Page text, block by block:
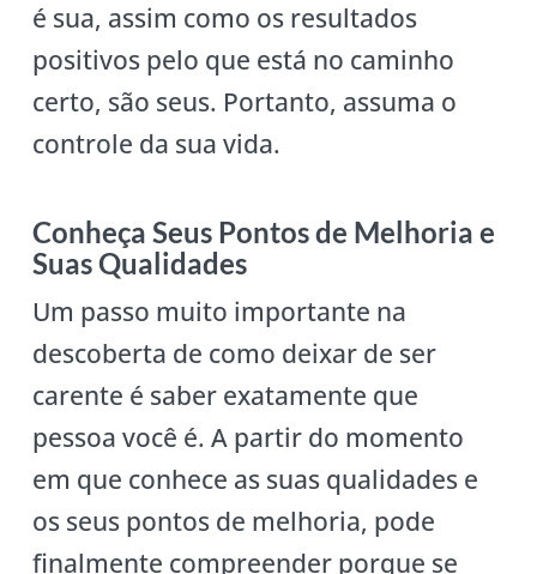
é sua, assim como os resultados
positivos pelo que está no caminho
certo, são seus. Portanto, assuma o
controle da sua vida.
Conheça Seus Pontos de Melhoria e
Suas Qualidades
Um passo muito importante na
descoberta de como deixar de ser
carente é saber exatamente que
pessoa você é. A partir do momento
em que conhece as suas qualidades e
os seus pontos de melhoria, pode
finalmente compreender porque se